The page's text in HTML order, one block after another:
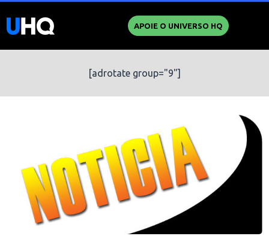
APOIE O UNIVERSO HQ
[adrotate group="9"]